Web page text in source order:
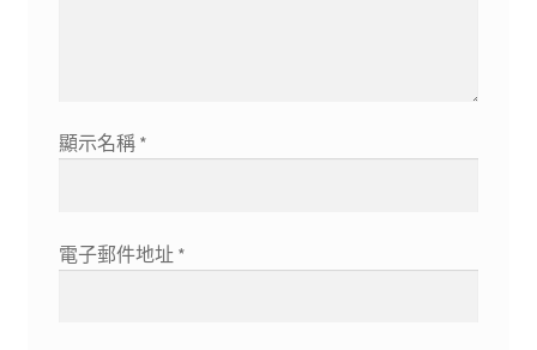
顯示名稱 *
電子郵件地址 *